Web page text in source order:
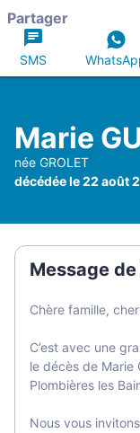
Partager
SMS
Marie
née GROLET
décédée le 22 août
Message
Chère famille,
C’est avec une
le décès de Marie
Plombières les
Nous vous